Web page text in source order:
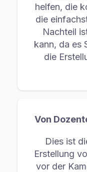
helfen, die
die
Nachteil
kann, da es
die
Von
Dies ist
Erstellung
vor der